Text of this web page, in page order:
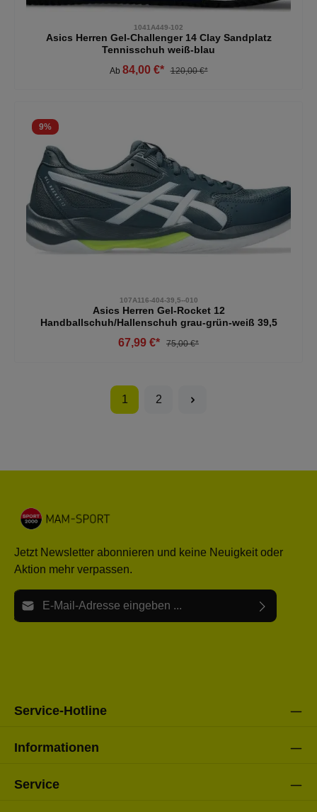
1041A449-102
Asics Herren Gel-Challenger 14 Clay Sandplatz
Tennisschuh weiß-blau
Ab 84,00 €* 120,00 €*
9%
107A116-404-39,5--010
Asics Herren Gel-Rocket 12
Handballschuh/Hallenschuh grau-grün-weiß 39,5
67,99 €* 75,00 €*
1 2
Jetzt Newsletter abonnieren und keine Neuigkeit oder
Aktion mehr verpassen.
E-Mail-Adresse*
Service-Hotline
Informationen
Service